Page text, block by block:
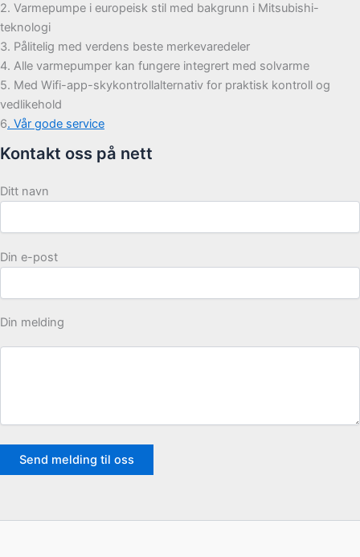
2. Varmepumpe i europeisk stil med bakgrunn i Mitsubishi-
teknologi
3. Pålitelig med verdens beste merkevaredeler
4. Alle varmepumper kan fungere integrert med solvarme
5. Med Wifi-app-skykontrollalternativ for praktisk kontroll og
vedlikehold
6. Vår gode service
Kontakt oss på nett
Ditt navn
Din e-post
Din melding